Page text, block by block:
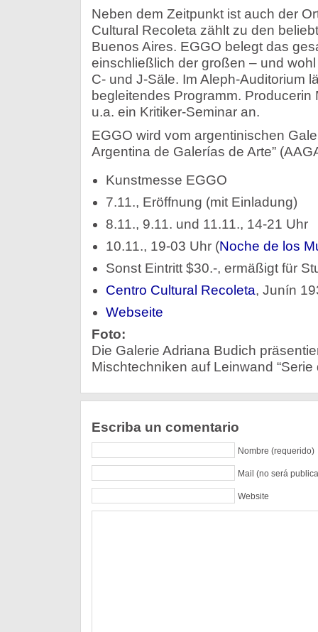
Neben dem Zeitpunkt ist auch der
Cultural Recoleta zählt zu den
Buenos Aires. EGGO belegt das
einschließlich der großen – und
C- und J-Säle. Im Aleph-Auditorium
begleitendes Programm.
u.a. ein Kritiker-Seminar an.
EGGO wird vom argentinischen
Argentina de Galerías de Arte”
Kunstmesse EGGO
7.11., Eröffnung (mit Einladung)
8.11., 9.11. und 11.11., 14-21 Uhr
10.11., 19-03 Uhr (Noche de los
Sonst Eintritt $30.-, ermäßigt für
Centro Cultural Recoleta, Junín
Webseite
Foto:
Die Galerie Adriana Budich
Mischtechniken auf Leinwand
Escriba un comentario
Nombre (requerido)
Mail (no será
Website